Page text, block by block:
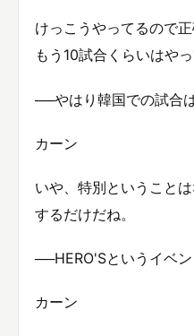
けっこうやってるので
もう10試合くらいはやっ
──やはり韓国での試合
カーン
いや、特別ということ
するだけだね。
──HERO'Sというイベ
カーン